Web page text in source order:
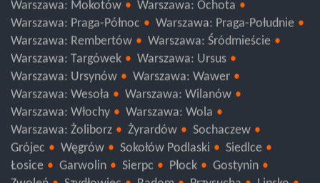
Warszawa: Mokotów
Warszawa: Ochota
Warszawa: Praga-Północ
Warszawa: Praga-Południe
Warszawa: Rembertów
Warszawa: Śródmieście
Warszawa: Targówek
Warszawa: Ursus
Warszawa: Ursynów
Warszawa: Wawer
Warszawa: Wesoła
Warszawa: Wilanów
Warszawa: Włochy
Warszawa: Wola
Warszawa: Żoliborz
Żyrardów
Sochaczew
Grójec
Węgrów Sokołów Podlaski
Siedlce
Łosice
Garwolin Sierpc Płock
Gostynin